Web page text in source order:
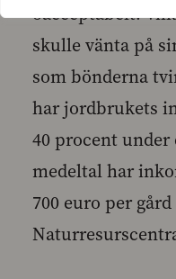
oacceptabelt!
skulle vänta på
som bönderna
har jordbrukets
40 procent under
medeltal har
700 euro per